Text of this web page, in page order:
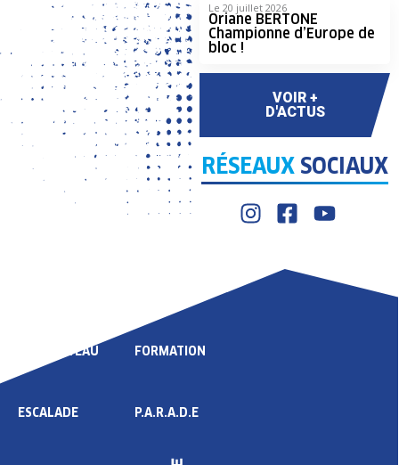
Le 20 juillet 2026
Oriane BERTONE
Championne d’Europe de
bloc !
VOIR +
D'ACTUS
RÉSEAUX SOCIAUX
HAUT NIVEAU
ESCALADE
FORMATION
P.A.R.A.D.E